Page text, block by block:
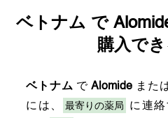
ベトナム で
購入で
ベトナム でAlomide また
には、
最寄りの薬局
に連